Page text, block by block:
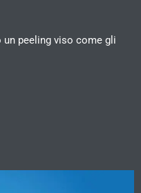
un peeling viso come gli